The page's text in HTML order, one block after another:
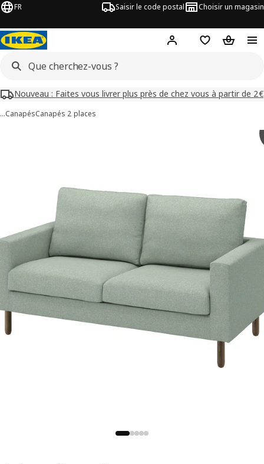
FR Saisir le code postal Choisir un magasin
Mon compteFavorisPanier
Nouveau : Faites vous livrer plus près de chez vous à partir de 2€
…CanapésCanapés 2 places